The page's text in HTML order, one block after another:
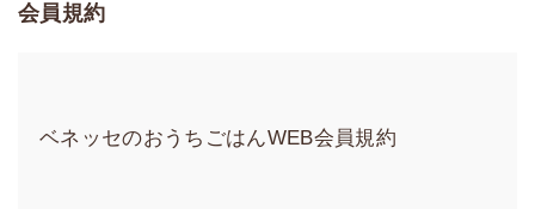
会員規約
ベネッセのおうちごはんWEB会員規約